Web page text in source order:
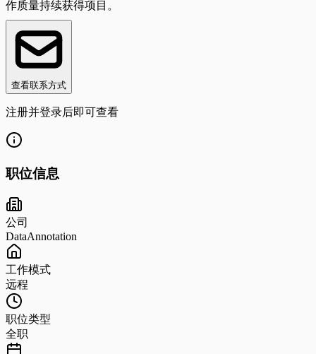
作质量持续获得项目。
查看联系方式
注册并登录后即可查看
职位信息
公司
DataAnnotation
工作模式
远程
职位类型
全职